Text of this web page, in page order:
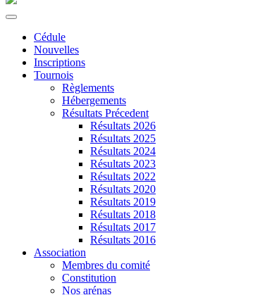
Cédule
Nouvelles
Inscriptions
Tournois
Règlements
Hébergements
Résultats Précedent
Résultats 2026
Résultats 2025
Résultats 2024
Résultats 2023
Résultats 2022
Résultats 2020
Résultats 2019
Résultats 2018
Résultats 2017
Résultats 2016
Association
Membres du comité
Constitution
Nos arénas